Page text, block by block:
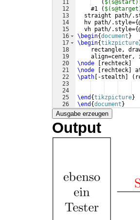
11
12
13
14
15
16
17
18
19
20
21
22
23
24
25
26
(
    #1
(
straight path/
  hv path/.style=
{
  vh path/.style=
{
\begin{document }
\begin{tikzpicture
rectangle,
align=center,
\node
rechteck
\node
rechteck
\path
-stealth (
\end {tikzpicture}
\end {document }
Ausgabe erzeugen
Output